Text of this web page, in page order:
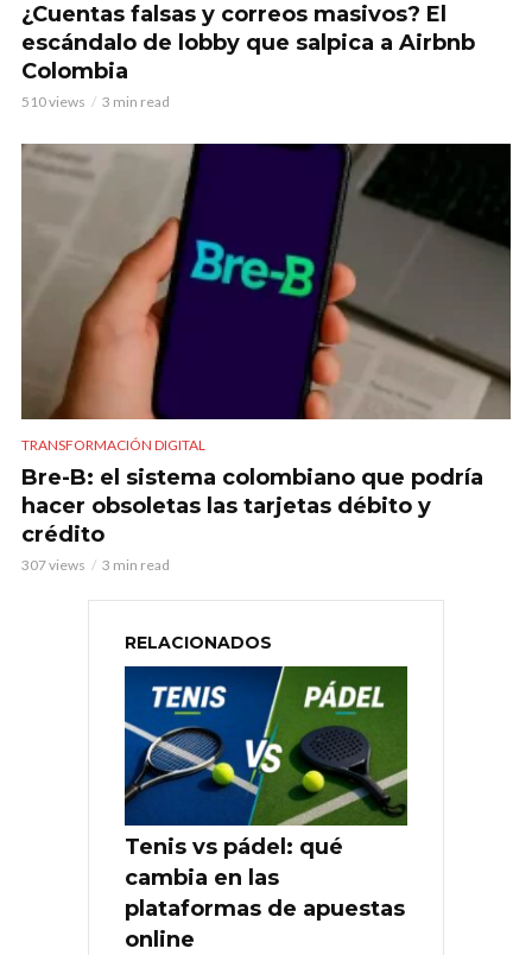
¿Cuentas falsas y correos masivos? El
escándalo de lobby que salpica a Airbnb
Colombia
510 views 3 min read
TRANSFORMACIÓN DIGITAL
Bre-B: el sistema colombiano que podría
hacer obsoletas las tarjetas débito y
crédito
307 views 3 min read
RELACIONADOS
Tenis vs pádel: qué
cambia en las
plataformas de apuestas
online